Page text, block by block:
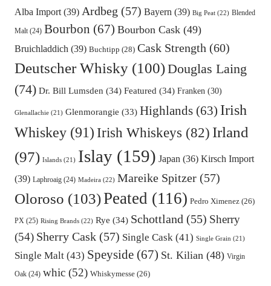
Alba Import(39) Ardbeg (57) Bayern(39) Big Peat(22) Blended
Malt(24) Bourbon (67) Bourbon Cask(49)
Bruichladdich(39) Buchtipp (28) Cask Strength (60)
Deutscher Whisky(100)Douglas Laing
(74) Dr. Bill Lumsden (34) Featured (34) Franken(30)
Glenallachie(21) Glenmorangie (33) Highlands(63) Irish
Whiskey(91) Irish Whiskeys (82) Irland
(97) Islands(21) Islay(159) Japan (36) Kirsch Import
(39) Laphroaig(24) Madeira(22) Mareike Spitzer(57)
Oloroso (103)Peated (116) Pedro Ximenez(26)
PX(25) Rising Brands(22) Rye (34) Schottland (55) Sherry
(54) Sherry Cask(57) Single Cask(41) Single Grain (21)
Single Malt(43) Speyside(67) St. Kilian(48) Virgin
Oak(24) whic(52) Whiskymesse(26)